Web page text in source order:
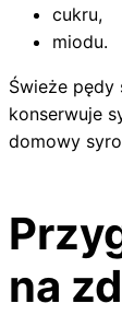
cukru,
miodu.
Świeże pędy
konserwuje
domowy
na